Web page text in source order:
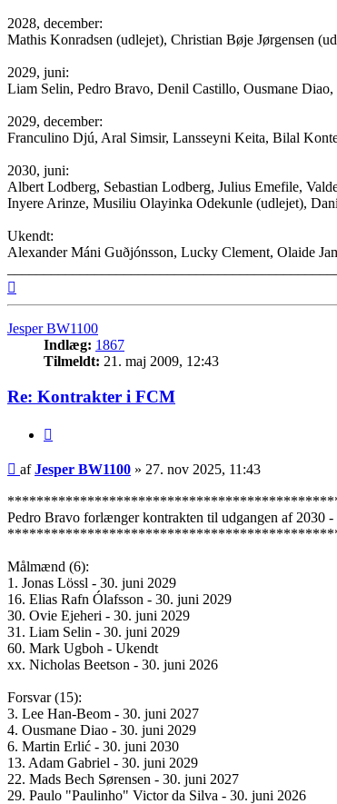
2028, december:
Mathis Konradsen (udlejet), Christian Bøje Jørgensen
2029, juni:
Liam Selin, Pedro Bravo, Denil Castillo, Ousmane
2029, december:
Franculino Djú, Aral Simsir, Lansseyni Keita, Bilal
2030, juni:
Albert Lodberg, Sebastian Lodberg, Julius Emefile,
Inyere Arinze, Musiliu Olayinka Odekunle (udlejet),
Ukendt:
Alexander Máni Guðjónsson, Lucky Clement, Olaide
Jesper BW1100
Indlæg: 1867
Tilmeldt: 21. maj 2009, 12:43
Re: Kontrakter i FCM
Indlæg
afJesper BW1100 » 27. nov 2025, 11:43
Pedro Bravo forlænger kontrakten til udgangen af 2030 -
Målmænd (6):
1. Jonas Lössl - 30. juni 2029
16. Elias Rafn Ólafsson - 30. juni 2029
30. Ovie Ejeheri - 30. juni 2029
31. Liam Selin - 30. juni 2029
60. Mark Ugboh - Ukendt
xx. Nicholas Beetson - 30. juni 2026
Forsvar (15):
3. Lee Han-Beom - 30. juni 2027
4. Ousmane Diao - 30. juni 2029
6. Martin Erlić - 30. juni 2030
13. Adam Gabriel - 30. juni 2029
22. Mads Bech Sørensen - 30. juni 2027
29. Paulo "Paulinho" Victor da Silva - 30. juni 2026